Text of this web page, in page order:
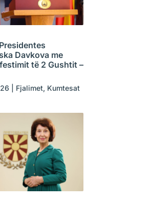
Davkova me
të 2 Gushtit –
Fjalimet, Kumtesat